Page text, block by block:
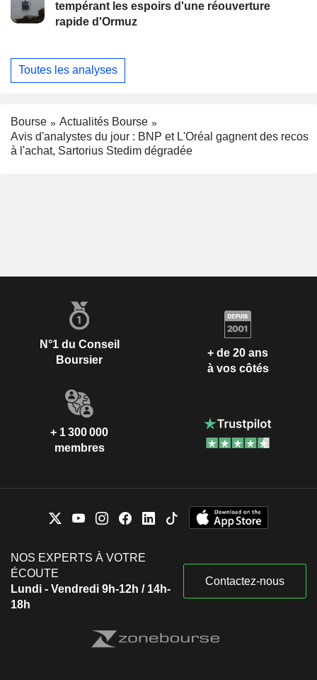
tempérant les espoirs d'une réouverture
rapide d'Ormuz
Toutes les analyses
Bourse
Actualités Bourse
Avis d'analystes du jour : BNP et L'Oréal gagnent des recos
à l'achat, Sartorius Stedim dégradée
N°1 du Conseil
Boursier
+ de 20 ans
à vos côtés
+ 1 300 000
membres
NOS EXPERTS À VOTRE
ÉCOUTE
Lundi - Vendredi 9h-12h / 14h-
18h
Contactez-nous